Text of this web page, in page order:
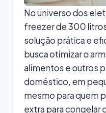
No universo dos
freezer de 300
solução prática e
busca otimizar o
alimentos e outros
doméstico, em
mesmo para quem
extra para congelar